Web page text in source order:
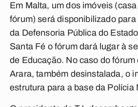
Em Malta, um dos imóveis
fórum) será disponibilizado
da Defensoria Pública do
Santa Fé o fórum dará lugar à
de Educação. No caso do fórum
Arara, também desinstalada, o
estrutura para a base da Polícia